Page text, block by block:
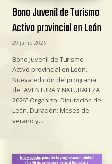
Bono Juvenil de Turismo
Activo provincial en León
29 junio 2026
Bono Juvenil de Turismo
Activo provincial en León.
Nueva edición del programa
de “AVENTURA Y NATURALEZA
2026” Organiza: Diputación de
León. Duración: Meses de
verano y...